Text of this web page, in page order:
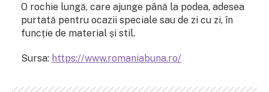
O rochie lungă, care ajunge până la podea, adesea
purtată pentru ocazii speciale sau de zi cu zi, în
funcție de material și stil.
Sursa: https://www.romaniabuna.ro/